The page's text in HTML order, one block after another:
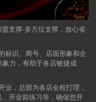
盟支撑-多方位支撑，放心省
识、商号、店面形象和企
力，有助于各店敏捷成
，总部为各店全程打理，
开业前练习等，确保您开